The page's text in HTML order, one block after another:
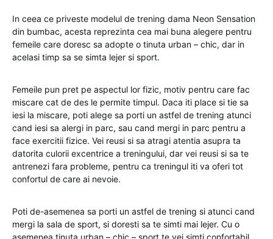
In ceea ce priveste modelul de trening dama Neon Sensation
din bumbac, acesta reprezinta cea mai buna alegere pentru
femeile care doresc sa adopte o tinuta urban – chic, dar in
acelasi timp sa se simta lejer si sport.
Femeile pun pret pe aspectul lor fizic, motiv pentru care fac
miscare cat de des le permite timpul. Daca iti place si tie sa
iesi la miscare, poti alege sa porti un astfel de trening atunci
cand iesi sa alergi in parc, sau cand mergi in parc pentru a
face exercitii fizice. Vei reusi si sa atragi atentia asupra ta
datorita culorii excentrice a treningului, dar vei reusi si sa te
antrenezi fara probleme, pentru ca treningul iti va oferi tot
confortul de care ai nevoie.
Poti de-asemenea sa porti un astfel de trening si atunci cand
mergi la sala de sport, si doresti sa te simti mai lejer. Cu o
asemenea tinuta urban – chic – sport te vei simti confortabil.